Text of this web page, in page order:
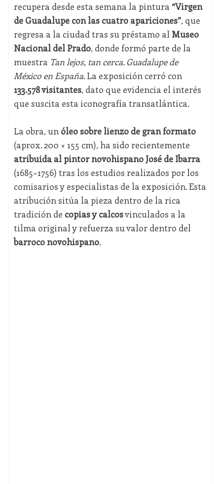
recupera desde esta semana la pintura “Virgen
de Guadalupe con las cuatro apariciones”, que
regresa a la ciudad tras su préstamo al Museo
Nacional del Prado, donde formó parte de la
muestra Tan lejos, tan cerca. Guadalupe de
México en España. La exposición cerró con
133.578 visitantes, dato que evidencia el interés
que suscita esta iconografía transatlántica.
La obra, un óleo sobre lienzo de gran formato
(aprox. 200 × 155 cm), ha sido recientemente
atribuida al pintor novohispano José de Ibarra
(1685–1756) tras los estudios realizados por los
comisarios y especialistas de la exposición. Esta
atribución sitúa la pieza dentro de la rica
tradición de copias y calcosvinculados a la
tilma original y refuerza su valor dentro del
barroco novohispano.